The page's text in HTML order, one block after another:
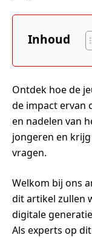
Inhoud
Ontdek hoe de
de impact ervan
en nadelen van
jongeren en
vragen.
Welkom bij ons
dit artikel zullen
digitale
Als experts op